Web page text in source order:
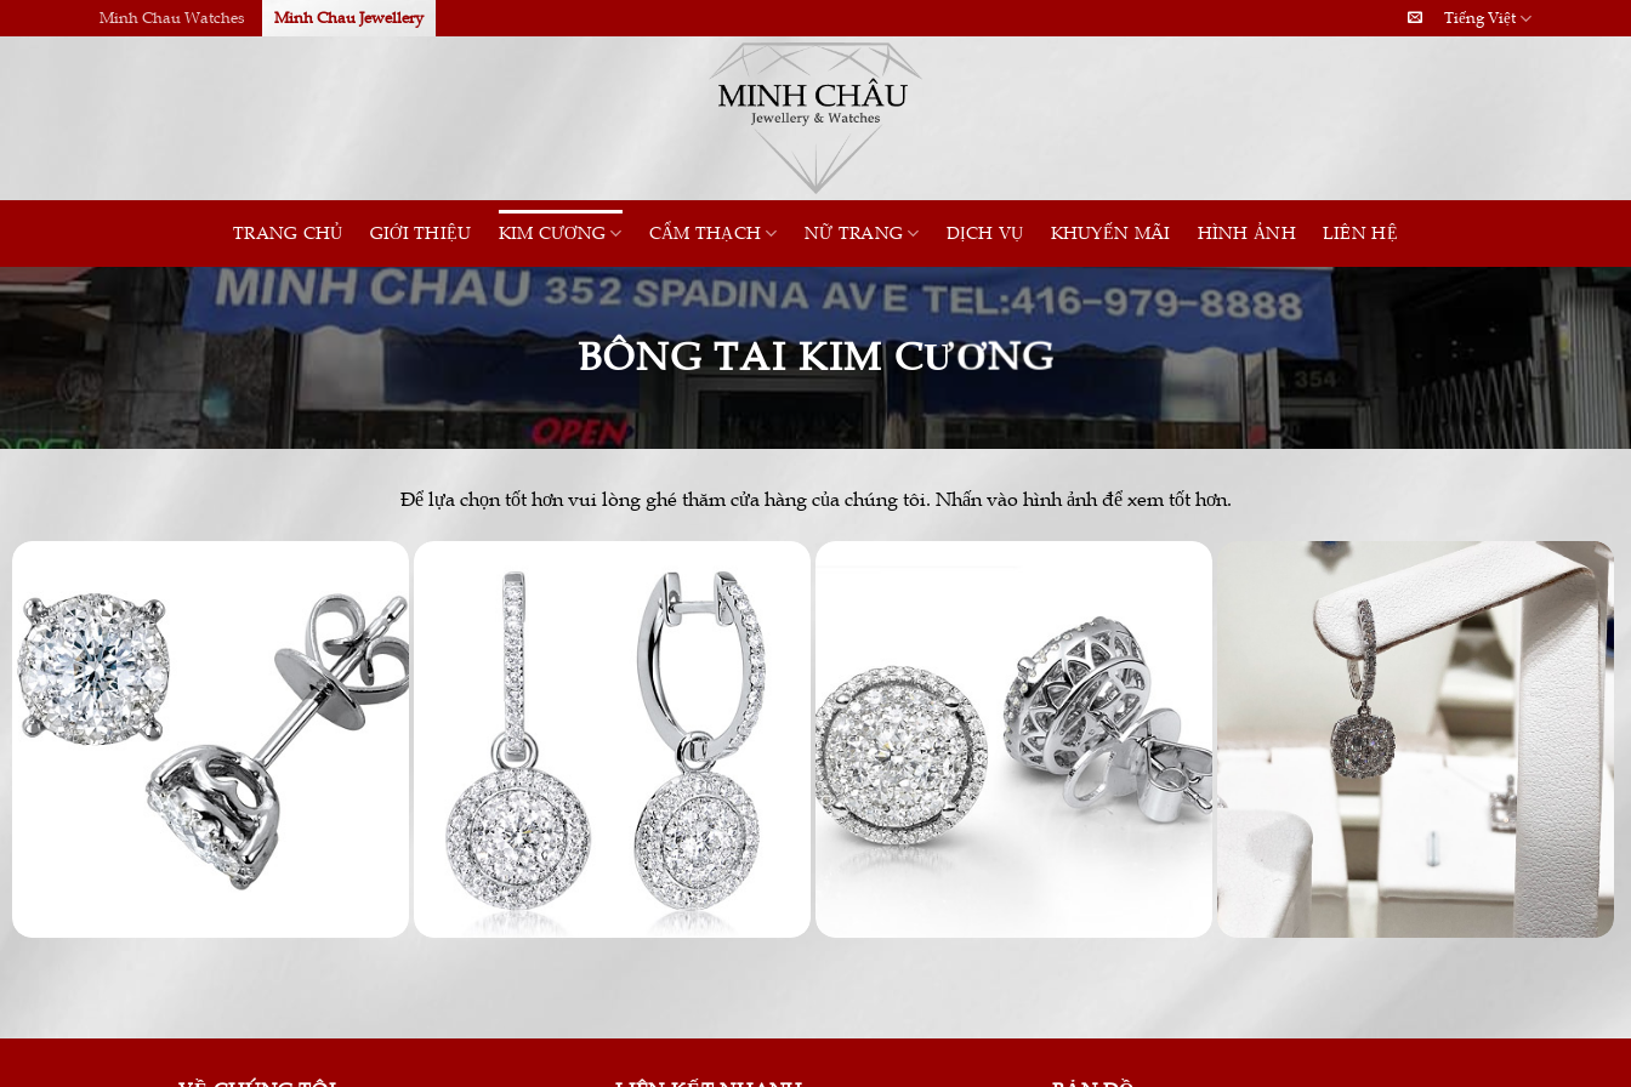
to
Minh Chau Watches Minh Chau Jewellery Tiếng Việt
TRANG CHỦ GIỚI THIỆU KIM CƯƠNG CẨM THẠCH NỮ TRANG DỊCH VỤ KHUYẾN MÃI HÌNH ẢNH LIÊN HỆ
BÔNG TAI KIM CƯƠNG
Để lựa chọn tốt hơn vui lòng ghé thăm cửa hàng của chúng tôi. Nhấn vào hình ảnh để xem tốt hơn.